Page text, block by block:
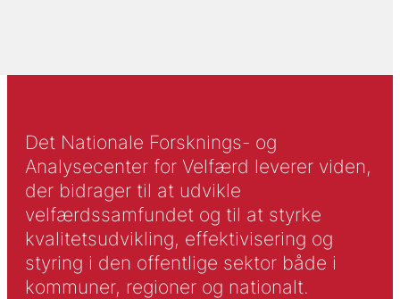
Det Nationale Forsknings- og
Analysecenter for Velfærd leverer viden,
der bidrager til at udvikle
velfærdssamfundet og til at styrke
kvalitetsudvikling, effektivisering og
styring i den offentlige sektor både i
kommuner, regioner og nationalt.